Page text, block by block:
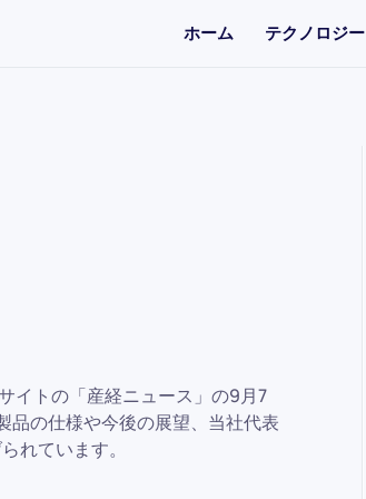
ホーム テクノロジー
イトの「産経ニュース」の9月7
品の仕様や今後の展望、当社代表
れています。